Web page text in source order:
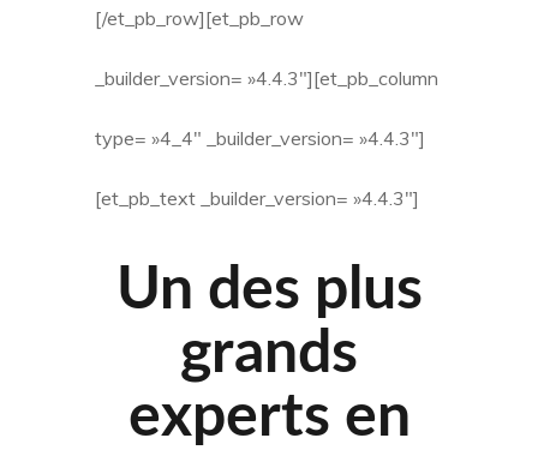
[/et_pb_row][et_pb_row
_builder_version= »4.4.3″][et_pb_column
type= »4_4″ _builder_version= »4.4.3″]
[et_pb_text _builder_version= »4.4.3″]
Un des plus
grands
experts en